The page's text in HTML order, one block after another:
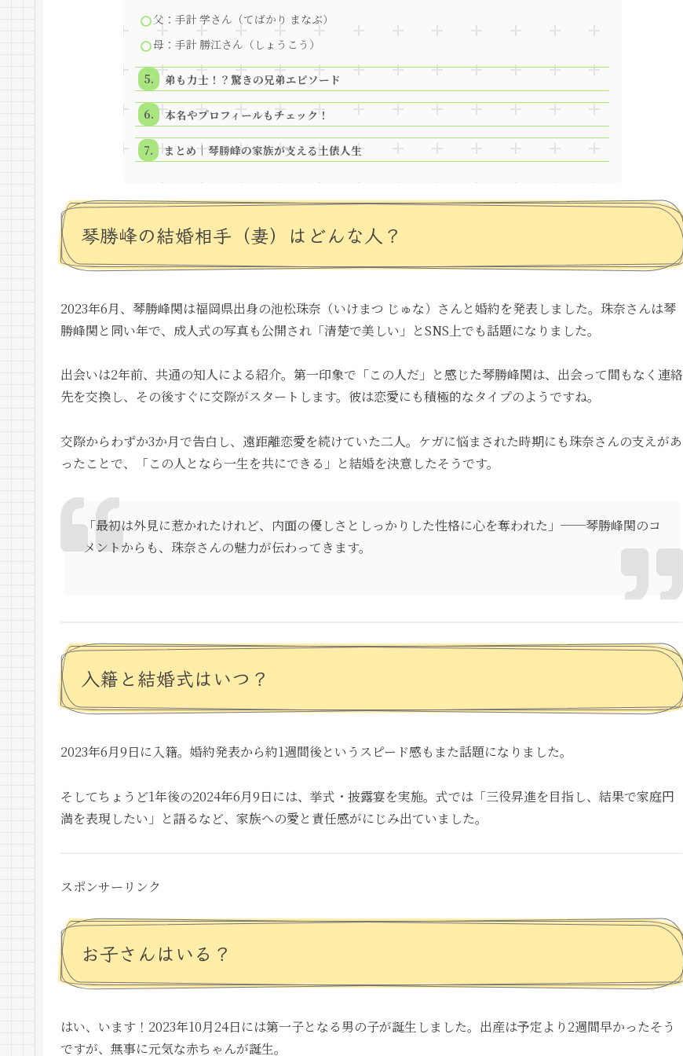
父：手計 学さん（てばかり まなぶ）
母：手計 勝江さん（しょうこう）
弟も力士！？驚きの兄弟エピソード
本名やプロフィールもチェック！
まとめ｜琴勝峰の家族が支える土俵人生
琴勝峰の結婚相手（妻）はどんな人？
2023年6月、琴勝峰関は福岡県出身の池松珠奈（いけまつ じゅな）さんと婚約を発表しました。珠奈さんは琴
勝峰関と同い年で、成人式の写真も公開され「清楚で美しい」とSNS上でも話題になりました。
出会いは2年前、共通の知人による紹介。第一印象で「この人だ」と感じた琴勝峰関は、出会って間もなく連絡
先を交換し、その後すぐに交際がスタートします。彼は恋愛にも積極的なタイプのようですね。
交際からわずか3か月で告白し、遠距離恋愛を続けていた二人。ケガに悩まされた時期にも珠奈さんの支えがあ
ったことで、「この人となら一生を共にできる」と結婚を決意したそうです。
「最初は外見に惹かれたけれど、内面の優しさとしっかりした性格に心を奪われた」──琴勝峰関のコ
メントからも、珠奈さんの魅力が伝わってきます。
入籍と結婚式はいつ？
2023年6月9日に入籍。婚約発表から約1週間後というスピード感もまた話題になりました。
そしてちょうど1年後の2024年6月9日には、挙式・披露宴を実施。式では「三役昇進を目指し、結果で家庭円
満を表現したい」と語るなど、家族への愛と責任感がにじみ出ていました。
スポンサーリンク
お子さんはいる？
はい、います！2023年10月24日には第一子となる男の子が誕生しました。出産は予定より2週間早かったそう
ですが、無事に元気な赤ちゃんが誕生。